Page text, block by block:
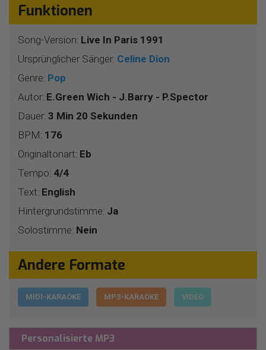
Funktionen
Song-Version: Live In Paris 1991
Ursprünglicher Sänger: Celine Dion
Genre: Pop
Autor: E.Green Wich - J.Barry - P.Spector
Dauer: 3 Min 20 Sekunden
BPM: 176
Originaltonart: Eb
Tempo: 4/4
Text: English
Hintergrundstimme: Ja
Solostimme: Nein
Andere Formate
MIDI-KARAOKE MP3-KARAOKE VIDEO
Personalisierte MP3